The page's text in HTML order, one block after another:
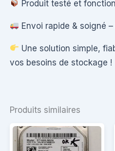
Produit testé et
Envoi rapide & soigné
Une solution simple,
vos besoins de stockage !
Produits similaires